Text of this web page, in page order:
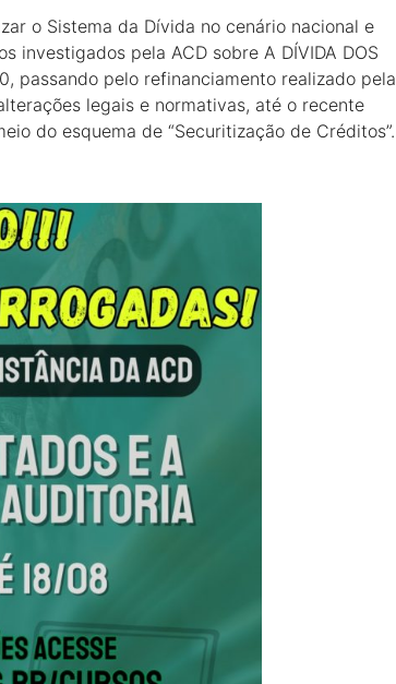
o Sistema da Dívida no cenário nacional e
investigados pela ACD sobre A DÍVIDA DOS
passando pelo refinanciamento realizado pela
legais e normativas, até o recente
do esquema de “Securitização de Créditos”.